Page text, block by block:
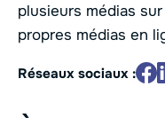
plusieurs médias
propres médias en
Réseaux sociaux :